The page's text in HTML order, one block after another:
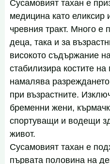
Сусамовият тахан е
медицина като
чревния тракт. Много е
деца, така и за
високото съдържание
стабилизира костите
намалява
при възрастните.
бременни жени,
спортуващи и водещи
живот.
Сусамовият тахан е
първата половина на